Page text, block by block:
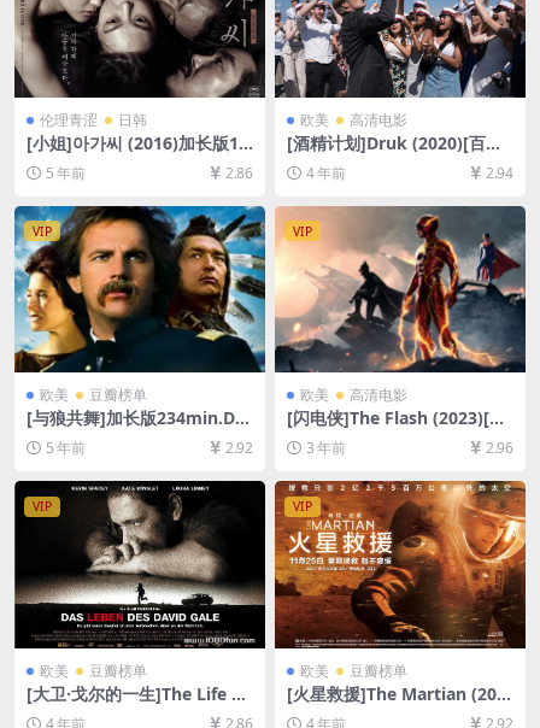
伦理青涩 日韩
[小姐]아가씨 (2016)加长版16
8min[百度网盘+夸克网盘+迅
雷云盘资源1080P超清][MP4/
+防和谐压缩包（含解压密
码）】
5 年前 2.86
欧美 高清电影
[酒精计划]Druk (2020)[百度
网盘+迅雷云盘资源1080P超
清未删减][MP4/8GB][中英字
4 年前 2.94
VIP
欧美 豆瓣榜单
[与狼共舞]加长版234min.Da
nces with Wolves (1990)[百
度网盘+迅雷云盘资源1080P
超清未删减][MP4/15GB][中
英字幕]
5 年前 2.92
VIP
欧美 高清电影
[闪电侠]The Flash (2023)[百
度网盘+迅雷云盘资源1080P
超清未删减][MP4/9GB][中英
字幕]
3 年前 2.96
VIP
欧美 豆瓣榜单
[大卫·戈尔的一生]The Life of
David Gale (2003)[百度网盘
4 年前 2.86
VIP
欧美 豆瓣榜单
[火星救援]The Martian (201
5)[百度网盘+迅雷云盘资源10
4 年前 2.92